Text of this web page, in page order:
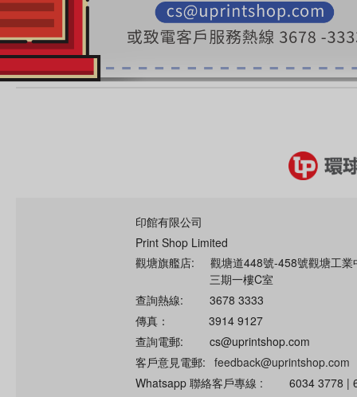
印館有限公司
Print Shop Limited
觀塘旗艦店:
觀塘道448號-458號觀塘工業
三期一樓C室
查詢熱線:
3678 3333
傳真：
3914 9127
查詢電郵:
cs@uprintshop.com
客戶意見電郵: feedback@uprintshop.com
Whatsapp 聯絡客戶專線 :
6034 3778 |